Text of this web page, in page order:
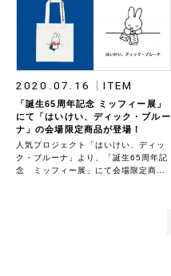
2020.07.16 ITEM
「誕生65周年記念 ミッフィー展」
にて「はいけい、ディック・ブルー
ナ」の会場限定商品が登場！
人気プロジェクト「はいけい、ディッ
ク・ブルーナ」より、「誕生65周年記
念 ミッフィー展」にて会場限定商品